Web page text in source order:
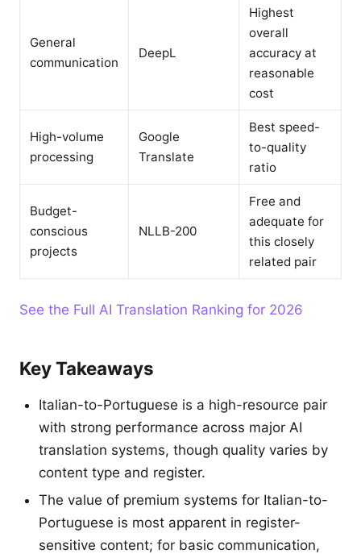
General
communication
DeepL
Highest
overall
accuracy at
reasonable
cost
High-volume
processing
Google
Translate
Best speed-
to-quality
ratio
Budget-
conscious
projects
NLLB-200
Free and
adequate for
this closely
related pair
See the Full AI Translation Ranking for 2026
Key Takeaways
Italian-to-Portuguese is a high-resource pair
with strong performance across major AI
translation systems, though quality varies by
content type and register.
The value of premium systems for Italian-to-
Portuguese is most apparent in register-
sensitive content; for basic communication,